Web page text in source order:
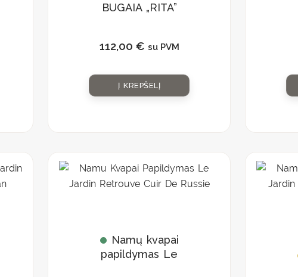
BUGAIA „RITA”
112,00 € su PVM
Į KREPŠELĮ
Namų kvapai
papildymas Le